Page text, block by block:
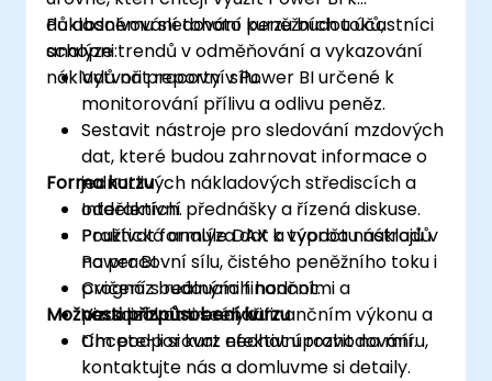
důkladnému sledování peněžních toků,
analýze trendů v odměňování a vykazování
nákladů na pracovní sílu.
Po absolvování tohoto kurzu budou účastníci
schopni:
Vytvořit reporty v Power BI určené k
monitorování přílivu a odlivu peněz.
Sestavit nástroje pro sledování mzdových
dat, které budou zahrnovat informace o
jednotlivých nákladových střediscích a
odděleních.
Používat formule DAX k výpočtu nákladů
na pracovní sílu, čistého peněžního toku i
prognóz budoucích hodnot.
Vizualizovat trendy v finančním výkonu a
tím podporovat efektivní rozhodování.
Forma kurzu
Interaktivní přednášky a řízená diskuse.
Praktická analýza dat a tvorba nástrojů v
Power BI.
Cvičení s reálnými finančními a
personálními scénáři.
Možnosti přizpůsobení kurzu
Chcete-li si kurz nechat upravit na míru,
kontaktujte nás a domluvme si detaily.